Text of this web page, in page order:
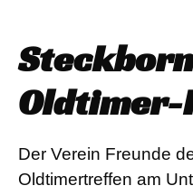
Oldtimer-
Der Verein Freunde
Oldtimertreffen am